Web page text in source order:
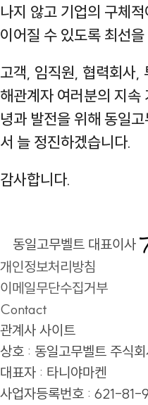
나지 않고 기업의 구체
이어질 수 있도록 최선
고객, 임직원, 협력회사,
해관계자 여러분의 지속
녕과 발전을 위해 동일
서 늘 정진하겠습니다.
감사합니다.
동일고무벨트 대표이사
개인정보처리방침
이메일무단수집거부
Contact
관계사 사이트
상호 : 동일고무벨트 주식
대표자 : 타니야마켄
사업자등록번호 : 621-